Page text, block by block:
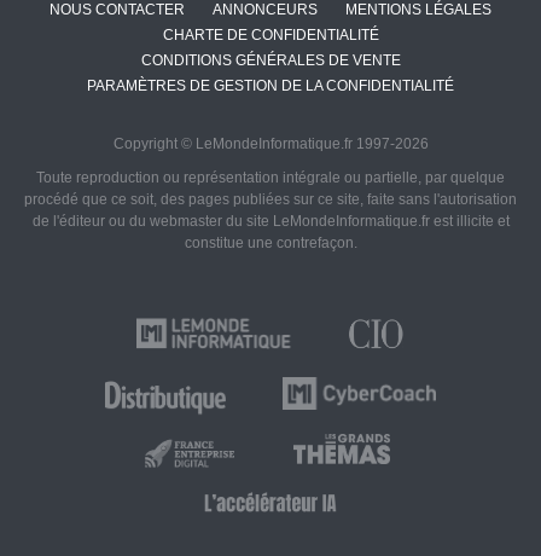
NOUS CONTACTER ANNONCEURS
MENTIONS LÉGALES
CHARTE DE CONFIDENTIALITÉ
CONDITIONS GÉNÉRALES DE VENTE
PARAMÈTRES DE GESTION DE LA CONFIDENTIALITÉ
Copyright © LeMondeInformatique.fr 1997-2026
Toute reproduction ou représentation intégrale ou partielle, par quelque
procédé que ce soit, des pages publiées sur ce site, faite sans l'autorisation
de l'éditeur ou du webmaster du site LeMondeInformatique.fr est illicite et
constitue une contrefaçon.